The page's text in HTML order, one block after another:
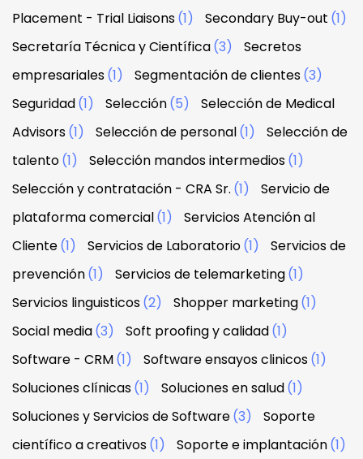
Placement - Trial Liaisons(1) Secondary Buy-out (1)
Secretaría Técnica y Científica(3)
Secretos
empresariales(1) Segmentación de clientes(3)
Seguridad(1) Selección(5)
Selección de Medical
Advisors(1) Selección de personal(1)
Selección de
talento(1) Selección mandos intermedios(1)
Selección y contratación - CRA Sr. (1)
Servicio de
plataforma comercial(1)
Servicios Atención al
Cliente(1) Servicios de Laboratorio(1)
Servicios de
prevención(1) Servicios de telemarketing(1)
Servicios linguisticos(2) Shopper marketing(1)
Social media(3) Soft proofing y calidad(1)
Software - CRM(1) Software ensayos clinicos(1)
Soluciones clínicas(1) Soluciones en salud(1)
Soluciones y Servicios de Software(3)
Soporte
científico a creativos(1) Soporte e implantación(1)